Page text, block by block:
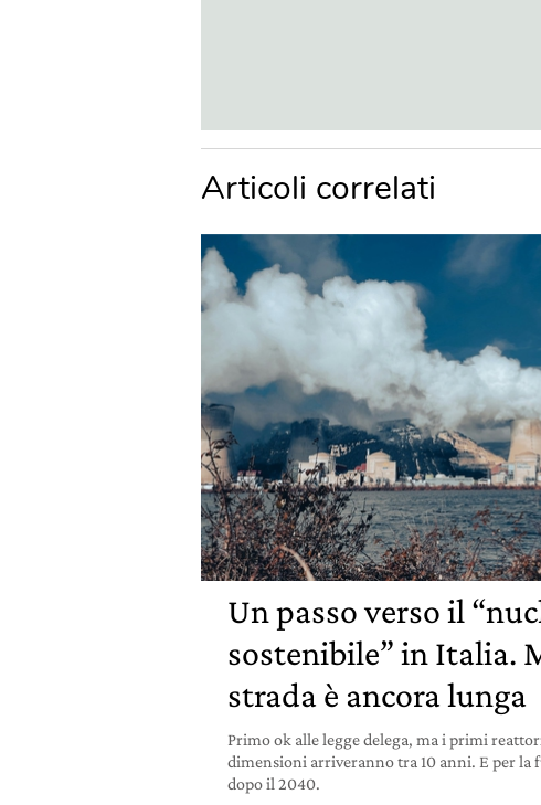
Articoli correlati
Un passo verso il
sostenibile” in Italia.
strada è ancora lunga
Primo ok alle legge delega, ma i primi
dimensioni arriveranno tra 10 anni. E per la
dopo il 2040.